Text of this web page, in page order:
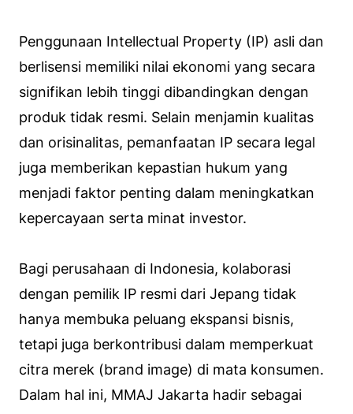
Penggunaan Intellectual Property (IP) asli dan
berlisensi memiliki nilai ekonomi yang secara
signifikan lebih tinggi dibandingkan dengan
produk tidak resmi. Selain menjamin kualitas
dan orisinalitas, pemanfaatan IP secara legal
juga memberikan kepastian hukum yang
menjadi faktor penting dalam meningkatkan
kepercayaan serta minat investor.
Bagi perusahaan di Indonesia, kolaborasi
dengan pemilik IP resmi dari Jepang tidak
hanya membuka peluang ekspansi bisnis,
tetapi juga berkontribusi dalam memperkuat
citra merek (brand image) di mata konsumen.
Dalam hal ini, MMAJ Jakarta hadir sebagai